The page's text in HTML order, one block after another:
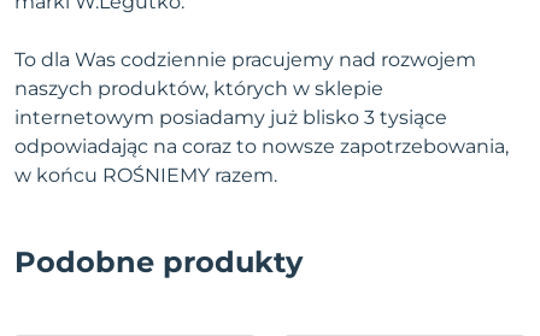
To dla Was codziennie pracujemy nad rozwojem
naszych produktów, których w sklepie
internetowym posiadamy już blisko 3 tysiące
odpowiadając na coraz to nowsze zapotrzebowania,
w końcu ROŚNIEMY razem.
Podobne produkty